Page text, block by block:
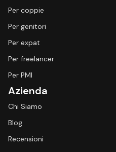
Per coppie
Per genitori
Per expat
Per freelancer
Per PMI
Azienda
Chi Siamo
Blog
Recensioni